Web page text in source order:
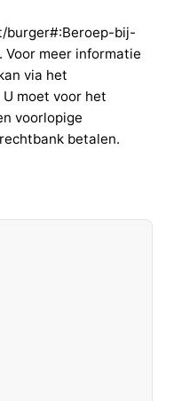
burger#:Beroep-bij-
meer informatie
via het
moet voor het
voorlopige
betalen.